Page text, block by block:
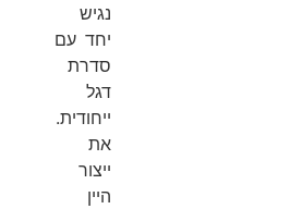
נגיש
יחד עם
סדרת
דגל
ייחודית.
את
ייצור
היין